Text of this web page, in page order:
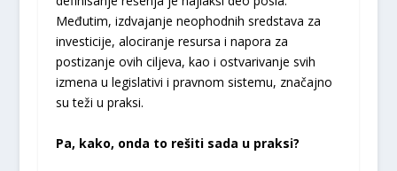
Međutim, izdvajanje neophodnih sredstava za
investicije, alociranje resursa i napora za
postizanje ovih ciljeva, kao i ostvarivanje svih
izmena u legislativi i pravnom sistemu, značajno
su teži u praksi.
Pa, kako, onda to rešiti sada u praksi?